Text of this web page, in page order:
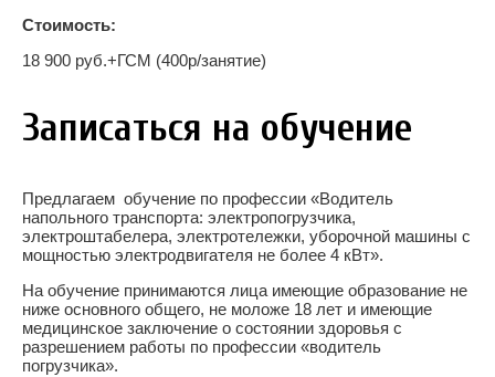
Стоимость:
18 900 руб.+ГСМ (400р/занятие)
Записаться на обучение
Предлагаем обучение по профессии «Водитель
напольного транспорта: электропогрузчика,
электроштабелера, электротележки, уборочной машины с
мощностью электродвигателя не более 4 кВт».
На обучение принимаются лица имеющие образование не
ниже основного общего, не моложе 18 лет и имеющие
медицинское заключение о состоянии здоровья с
разрешением работы по профессии «водитель
погрузчика».